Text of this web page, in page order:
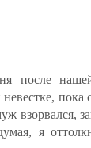
после
пока
взорвался,
я